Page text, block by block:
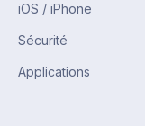
iOS / iPhone
Sécurité
Applications